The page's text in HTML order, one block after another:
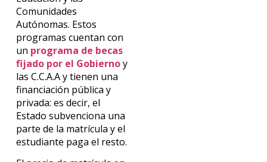
Comunidades
Autónomas. Estos
programas cuentan con
un programa de becas
fijado por el Gobiernoy
las C.C.A.A y tienen una
financiación pública y
privada: es decir, el
Estado subvenciona una
parte de la matrícula y el
estudiante paga el resto.